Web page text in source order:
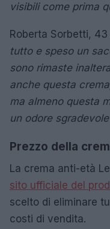
visibili come prima
Roberta Sorbetti,
tutto e speso un
sono rimaste
anche questa
ma almeno questa
un odore
Prezzo della
La crema anti-età
sito ufficiale del
scelto di eliminare
costi di vendita.